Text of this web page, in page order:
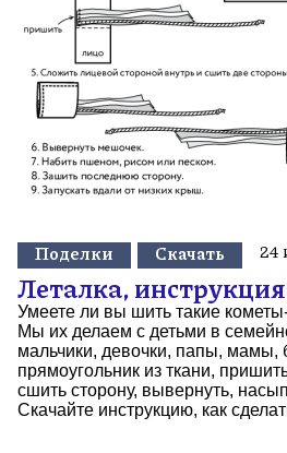
Поделки Скачать 24
Леталка, инструкция
Умеете ли вы шить такие
Мы их делаем с детьми в
мальчики, девочки, папы,
прямоугольник из ткани,
сшить сторону, вывернуть,
Скачайте инструкцию, как